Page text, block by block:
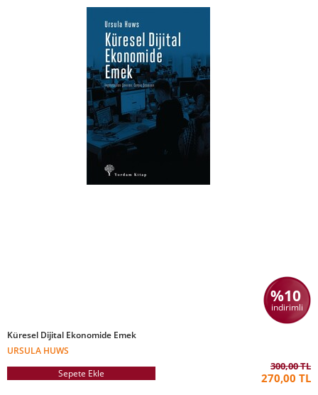
%10
indirimli
Küresel Dijital Ekonomide Emek
URSULA HUWS
Sepete Ekle
300,00 TL
270,00 TL